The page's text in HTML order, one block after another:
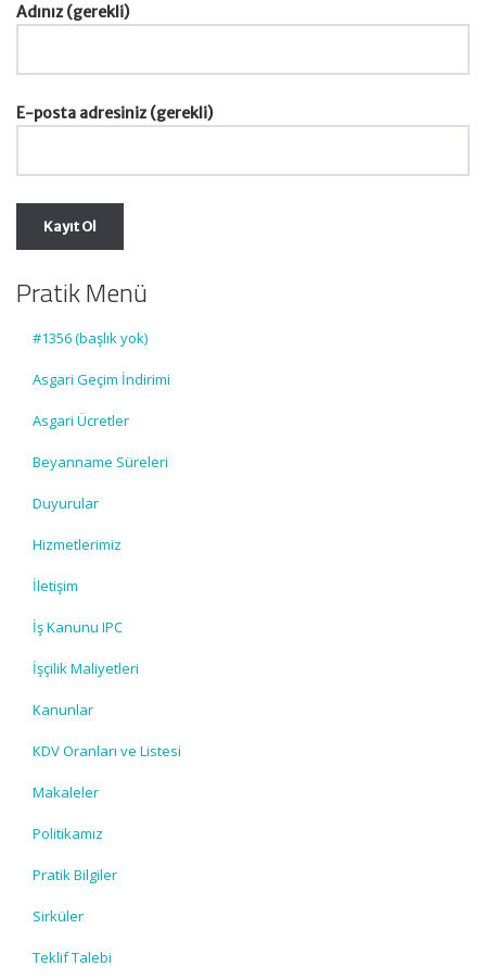
Adınız (gerekli)
E-posta adresiniz (gerekli)
Pratik Menü
#1356 (başlık yok)
Asgari Geçim İndirimi
Asgari Ücretler
Beyanname Süreleri
Duyurular
Hizmetlerimiz
İletişim
İş Kanunu IPC
İşçilik Maliyetleri
Kanunlar
KDV Oranları ve Listesi
Makaleler
Politikamız
Pratik Bilgiler
Sirküler
Teklif Talebi